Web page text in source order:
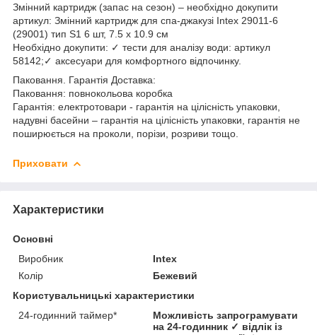
Змінний картридж (запас на сезон) – необхідно докупити
артикул: Змінний картридж для спа-джакузі Intex 29011-6
(29001) тип S1 6 шт, 7.5 х 10.9 см
Необхідно докупити: ✓ тести для аналізу води: артикул
58142;✓ аксесуари для комфортного відпочинку.
Паковання. Гарантія Доставка:
Паковання: повнокольова коробка
Гарантія: електротовари - гарантія на цілісність упаковки,
надувні басейни – гарантія на цілісність упаковки, гарантія не
поширюється на проколи, порізи, розриви тощо.
Приховати
Характеристики
Основні
Виробник
Intex
Колір
Бежевий
Користувальницькі характеристики
24-годинний таймер*
Можливість запрограмувати
на 24-годинник ✓ відлік із